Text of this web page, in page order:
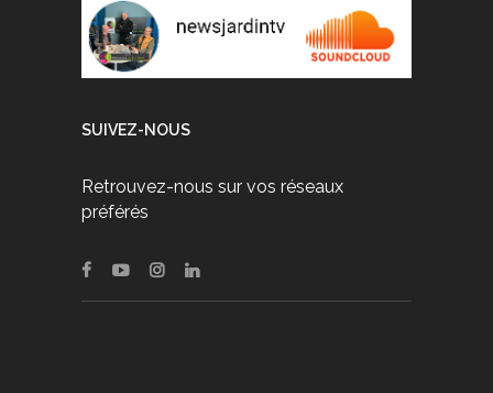
SUIVEZ-NOUS
Retrouvez-nous sur vos réseaux
préférés